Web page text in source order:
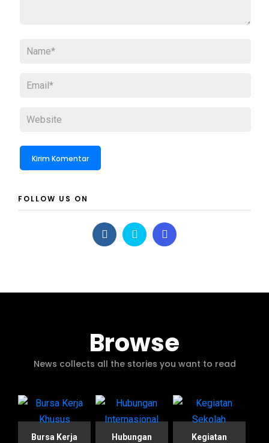
FOLLOW US ON
Browse
News collects all the stories you want to read
Bursa Kerja
Hubungan
Kegiatan